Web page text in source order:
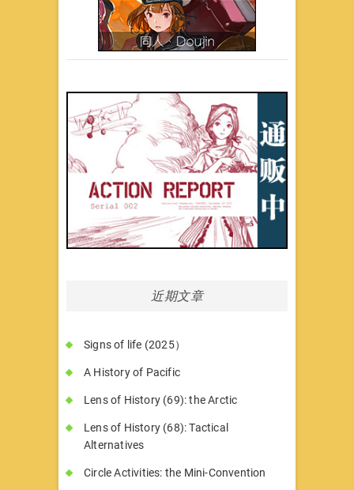
近期文章
Signs of life (2025）
A History of Pacific
Lens of History (69): the Arctic
Lens of History (68): Tactical
Alternatives
Circle Activities: the Mini-Convention